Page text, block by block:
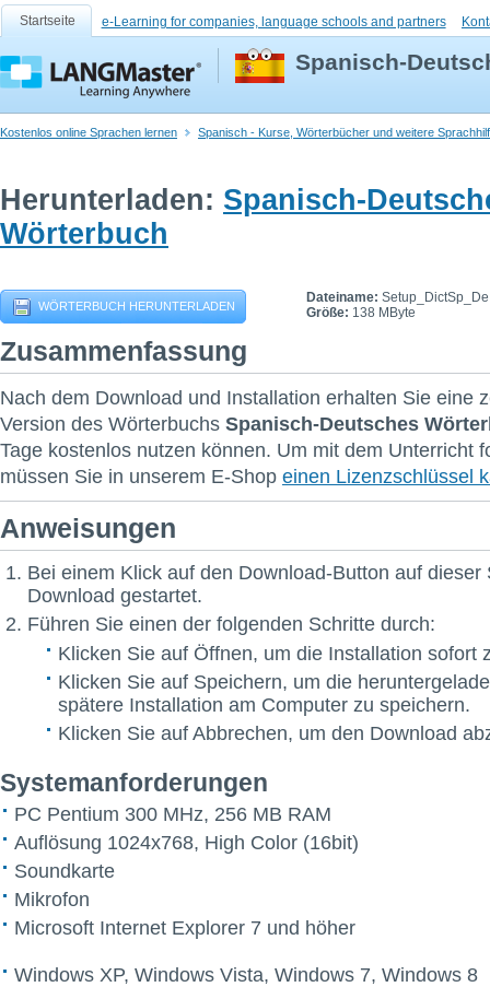
Startseite e-Learning for companies, language schools and partners
Spanisch-
Kostenlos online Sprachen lernen Spanisch - Kurse, Wörterbücher und weitere
Herunterladen: Spanisch-
Wörterbuch
WÖRTERBUCH HERUNTERLADEN
Dateiname:
Größe: 138 MByte
Zusammenfassung
Nach dem Download und Installation erhalten Sie eine
Version des Wörterbuchs Spanisch-Deutsches
Tage kostenlos nutzen können. Um mit dem Unterricht
müssen Sie in unserem E-Shop einen Lizenzschlüssel
Anweisungen
Bei einem Klick auf den Download-Button auf dieser
Download gestartet.
Führen Sie einen der folgenden Schritte durch:
Klicken Sie auf Öffnen, um die Installation sofort
Klicken Sie auf Speichern, um die
spätere Installation am Computer zu speichern.
Klicken Sie auf Abbrechen, um den Download
Systemanforderungen
PC Pentium 300 MHz, 256 MB RAM
Auflösung 1024x768, High Color (16bit)
Soundkarte
Mikrofon
Microsoft Internet Explorer 7 und höher
Windows XP, Windows Vista, Windows 7, Windows 8